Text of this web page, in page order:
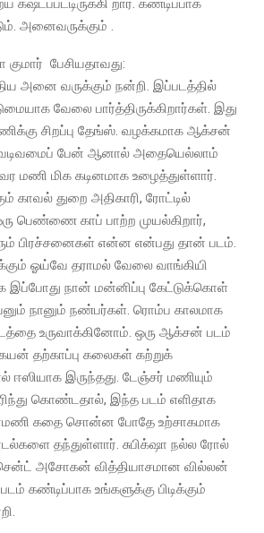
அனைவருக்கும் .
பேசியதாவது:
அனை வருக்கும் நன்றி. இப்படத்தில்
வேலை பார்த்திருக்கிறார்கள். இது
சிறப்பு தேங்ஸ். வழக்கமாக ஆக்சன்
பேன் ஆனால் அதையெல்லாம்
மணி மிக கடினமாக உழைத்துள்ளார்.
காவல் துறை அதிகாரி, ரோட்டில்
பெண்ணை காப் பாற்ற முயல்கிறார்,
பிரச்சனைகள் என்ன என்பது தான் படம்.
ஓய்வே தராமல் வேலை வாங்கியி
இப்போது நான் மன்னிப்பு கேட்டுக்கொள்
நானும் நண்பர்கள். ரொம்ப காலமாக
உருவாக்கினோம். ஒரு ஆக்சன் படம்
தற்காப்பு கலைகள் கற்றுக்
இருந்தது. டேஞ்சர் மணியும்
கொண்டதால், இந்த படம் எளிதாக
கதை சொன்ன போதே உற்சாகமாக
தந்துள்ளார். சுபிக்‌ஷா நல்ல ரோல்
அசோகன் வித்தியாசமான வில்லன்
கண்டிப்பாக உங்களுக்கு பிடிக்கும்